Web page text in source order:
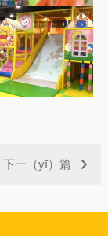
下一（yī）篇